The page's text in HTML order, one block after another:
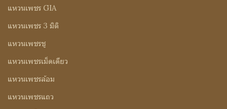
แหวนเพชร GIA
แหวนเพชร 3 มิติ
แหวนเพชรชู
แหวนเพชรเม็ดเดียว
แหวนเพชรล้อม
แหวนเพชรแถว